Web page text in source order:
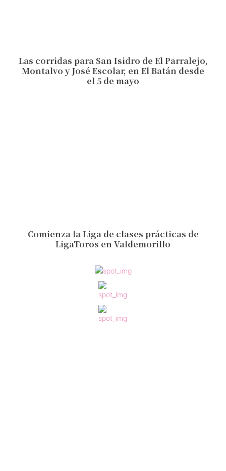
Las corridas para San Isidro de El Parralejo,
Montalvo y José Escolar, en El Batán desde
el 5 de mayo
Comienza la Liga de clases prácticas de
LigaToros en Valdemorillo